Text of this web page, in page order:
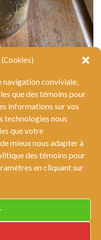
navigation conviviale,
que des témoins pour
informations sur vos
technologies nous
que votre
mieux nous adapter à
des témoins pour
en cliquant sur
de confidentialité